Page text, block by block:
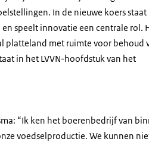
In de nieuwe koers staat
speelt innovatie een centrale rol.
platteland met ruimte voor behoud
in het LVVN-hoofdstuk van het
“Ik ken het boerenbedrijf van
voedselproductie. We kunnen